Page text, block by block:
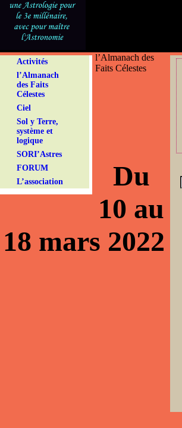
Activités
l’Almanach
des Faits
Célestes
Ciel
Sol y Terre,
système et
logique
SORI’Astres
FORUM
L’association
l’Almanach des
Faits Célestes
Du
10 au
18 mars 2022